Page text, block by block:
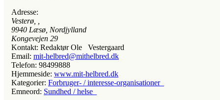
Adresse:
Vesterø
9940 Læsø, Nordjylland
Kongevejen 29
Kontakt: Redaktør Ole Vestergaard
Email: mit-helbred@mithelbred.dk
Telefon: 98499888
Hjemmeside: www.mit-helbred.dk
Kategorier: Forbruger- / interesse-organisationer
Emneord: Sundhed / helse